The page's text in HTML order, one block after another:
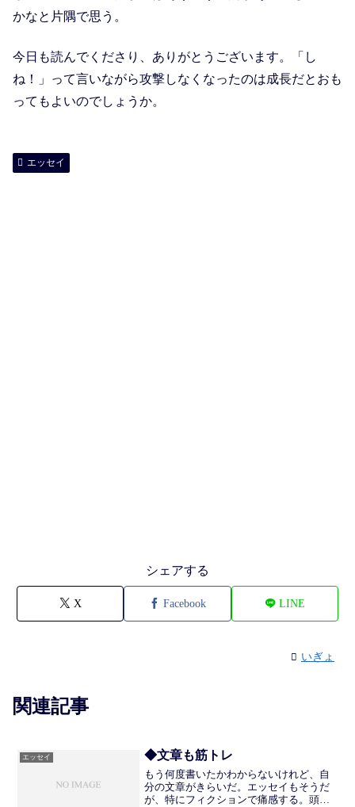
かなと片隅で思う。
今日も読んでくださり、ありがとうございます。「し
ね！」って言いながら攻撃しなくなったのは成長だとおも
ってもよいのでしょうか。
エッセイ
シェアする
X Facebook LINE
いぎょ
関連記事
エッセイ ◆文章も筋トレ
もう何度書いたかわからないけれど、自
分の文章がきらいだ。エッセイもそうだ
が、特にフィクションで痛感する。頭の